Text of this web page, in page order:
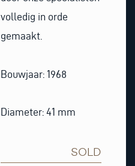
volledig in orde
gemaakt.
Bouwjaar: 1968
Diameter: 41 mm
SOLD